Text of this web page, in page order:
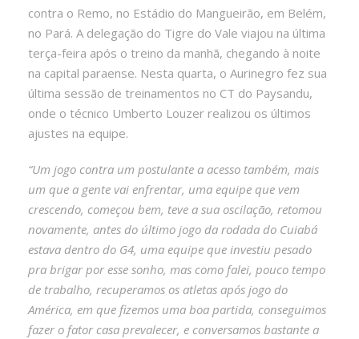
contra o Remo, no Estádio do Mangueirão, em Belém,
no Pará. A delegação do Tigre do Vale viajou na última
terça-feira após o treino da manhã, chegando à noite
na capital paraense. Nesta quarta, o Aurinegro fez sua
última sessão de treinamentos no CT do Paysandu,
onde o técnico Umberto Louzer realizou os últimos
ajustes na equipe.
“Um jogo contra um postulante a acesso também, mais
um que a gente vai enfrentar, uma equipe que vem
crescendo, começou bem, teve a sua oscilação, retomou
novamente, antes do último jogo da rodada do Cuiabá
estava dentro do G4, uma equipe que investiu pesado
pra brigar por esse sonho, mas como falei, pouco tempo
de trabalho, recuperamos os atletas após jogo do
América, em que fizemos uma boa partida, conseguimos
fazer o fator casa prevalecer, e conversamos bastante a